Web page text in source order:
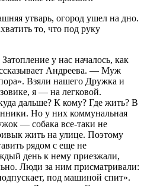
утварь, огород ушел на дно.
то, что под руку
у нас началось, как
Андреева. — Муж
Взяли нашего Дружка и
я — на легковой.
дальше? К кому? Где жить? В
Но у них коммунальная
— собака все-таки не
жить на улице. Поэтому
рядом с еще не
день к нему приезжали,
Люди за ним присматривали:
под машиной спит».